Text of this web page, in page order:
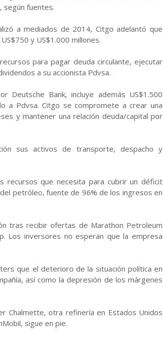
según fuentes.
a mediados de 2014, Citgo adelantó que
y US$1.000 millones.
para pagar deuda circulante, ejecutar
a su accionista Pdvsa.
Deutsche Bank, incluye además US$1.500
a Pdvsa. Citgo se compromete a crear una
y mantener una relación deuda/capital por
sus activos de transporte, despacho y
recursos que necesita para cubrir un déficit
petróleo, fuente de 96% de los ingresos en
tras recibir ofertas de Marathon Petroleum
Los inversores no esperan que la empresa
que el deterioro de la situación política en
así como la depresión de los márgenes
Chalmette, otra refinería en Estados Unidos
sigue en pie.